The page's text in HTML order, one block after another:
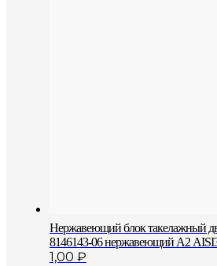
Нержавеющий блок такелажный
8146143-06 нержавеющий А2
1,00 ₽